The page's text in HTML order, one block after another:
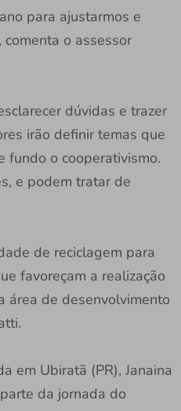
para ajustarmos e
o assessor
dúvidas e trazer
irão definir temas que
fundo o cooperativismo.
e podem tratar de
de reciclagem para
favoreçam a realização
área de desenvolvimento
em Ubiratã (PR), Janaina
da jornada do